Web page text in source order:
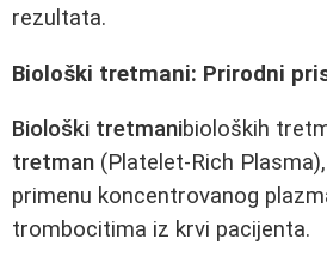
rezultata.
Biološki tretmani: Prirodni
Biološki tretmanibioloških
tretman (Platelet-Rich
primenu koncentrovanog
trombocitima iz krvi pacijenta.